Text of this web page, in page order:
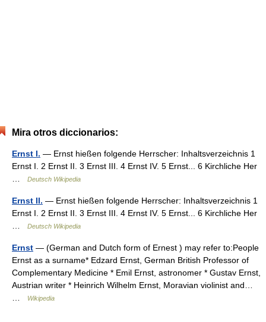
Mira otros diccionarios:
Ernst I. — Ernst hießen folgende Herrscher: Inhaltsverzeichnis 1
Ernst I. 2 Ernst II. 3 Ernst III. 4 Ernst IV. 5 Ernst... 6 Kirchliche Her
Deutsch Wikipedia
Ernst II. — Ernst hießen folgende Herrscher: Inhaltsverzeichnis 1
Ernst I. 2 Ernst II. 3 Ernst III. 4 Ernst IV. 5 Ernst... 6 Kirchliche Her
Deutsch Wikipedia
Ernst — (German and Dutch form of Ernest ) may refer to:People
Ernst as a surname* Edzard Ernst, German British Professor of
Complementary Medicine * Emil Ernst, astronomer * Gustav Ernst,
Austrian writer * Heinrich Wilhelm Ernst, Moravian violinist and…
Wikipedia